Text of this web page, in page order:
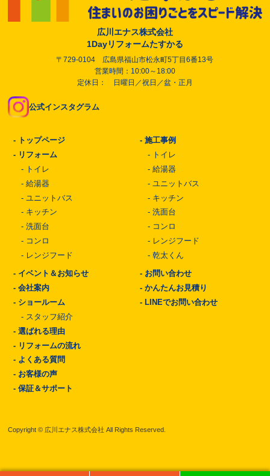
広川エナス株式会社
1Dayリフォームたすかる
〒729-0104 広島県福山市松永町5丁目6番13号
営業時間：10:00～18:00
定休日： 日曜日／祝日／盆・正月
公式インスタグラム
- トップページ
- リフォーム
- トイレ
- 給湯器
- ユニットバス
- キッチン
- 洗面台
- コンロ
- レンジフード
-施工事例
- トイレ
-給湯器
- ユニットバス
- キッチン
-洗面台
- コンロ
- レンジフード
-乾太くん
- イベント＆お知らせ
- 会社案内
- ショールーム
- スタッフ紹介
- 選ばれる理由
- リフォームの流れ
- よくある質問
- お客様の声
- 保証＆サポート
- お問い合わせ
-かんたんお見積り
- LINEでお問い合わせ
Copyright © 広川エナス株式会社 All Rights Reserved.